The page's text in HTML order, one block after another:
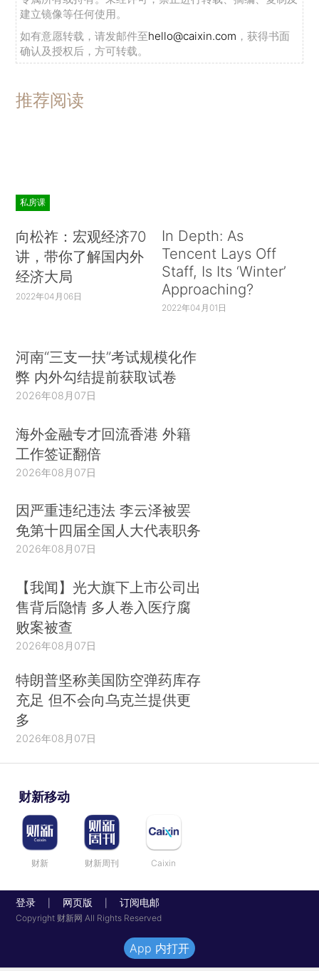
建立镜像等任何使用。
如有意愿转载，请发邮件至hello@caixin.com ，获得书面
确认及授权后，方可转载。
推荐阅读
私房课
向松祚：宏观经济70
讲，带你了解国内外
经济大局
2022年04月06日
In Depth: As
Tencent Lays Off
Staff, Is Its ‘Winter’
Approaching?
2022年04月01日
河南“三支一扶”考试规模化作
弊 内外勾结提前获取试卷
2026年08月07日
海外金融专才回流香港 外籍
工作签证翻倍
2026年08月07日
因严重违纪违法 李云泽被罢
免第十四届全国人大代表职务
2026年08月07日
【我闻】光大旗下上市公司出
售背后隐情 多人卷入医疗腐
败案被查
2026年08月07日
特朗普坚称美国防空弹药库存
充足 但不会向乌克兰提供更
多
2026年08月07日
财新移动
财新 财新周刊 Caixin
登录 网页版 订阅电邮
Copyright 财新网 All Rights Reserved
App 内打开